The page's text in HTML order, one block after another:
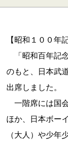
【昭和１００年
「昭和百年記
のもと、日本武
出席しました。
一階席には国
ほか、日本ボー
（大人）や少年